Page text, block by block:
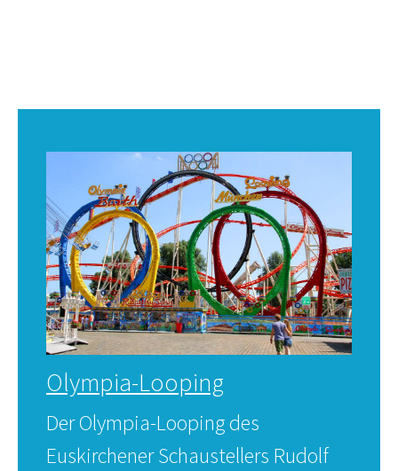
Olympia-Looping
Der Olympia-Looping des
Euskirchener Schaustellers Rudolf